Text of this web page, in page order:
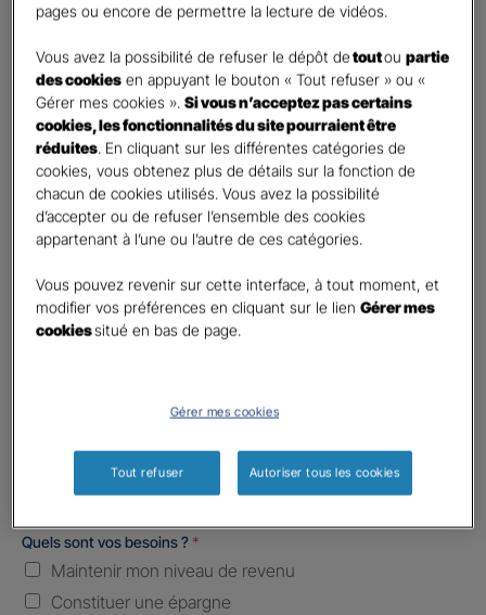
DEMANDE DE DEVIS
Prenez 2 minutes pour remplir ce rapide questionnaire afin
que l’agence sélectionnée vous recontacte rapidement
pour finaliser l’étude précise de votre besoin
GAN ASSURANCES NANCY CARNOT
STANISLAS - SONIA BLIQUE ET ÉMILIE
Information sur votre besoin :
Mes enfant(s)
Autre
Quels sont vos besoins ? *
Maintenir mon niveau de revenu
Constituer une épargne
pages ou encore de permettre la lecture de vidéos.
Vous avez la possibilité de refuser le dépôt detoutoupartie
des cookies en appuyant le bouton « Tout refuser » ou «
Gérer mes cookies ».Si vous n’acceptez pas certains
cookies, les fonctionnalités du site pourraient être
réduites . En cliquant sur les différentes catégories de
cookies, vous obtenez plus de détails sur la fonction de
chacun de cookies utilisés. Vous avez la possibilité
d’accepter ou de refuser l’ensemble des cookies
appartenant à l’une ou l’autre de ces catégories.
Vous pouvez revenir sur cette interface, à tout moment, et
modifier vos préférences en cliquant sur le lienGérer mes
cookiessitué en bas de page.
Gérer mes cookies
Tout refuser Autoriser tous les cookies